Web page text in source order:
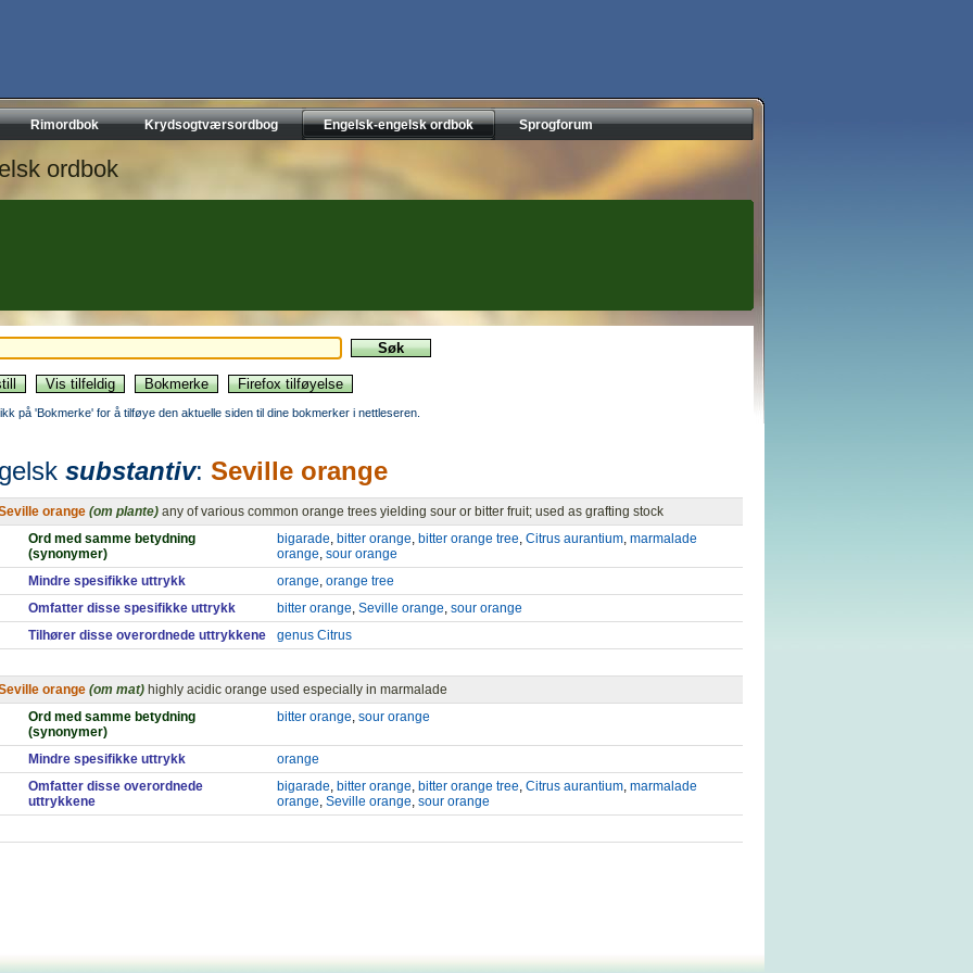
Rimordbok Krydsogtværsordbog Engelsk-engelsk ordbok Sprogforum
ordbok
på 'Bokmerke' for å tilføye den aktuelle siden til dine bokmerker i nettleseren.
substantiv: Seville orange
orange (om plante) any of various common orange trees yielding sour or bitter fruit; used as grafting stock
Ord med samme betydning
(synonymer)
bigarade, bitter orange, bitter orange tree, Citrus aurantium, marmalade
orange, sour orange
Mindre spesifikke uttrykk
orange, orange tree
Omfatter disse spesifikke uttrykk
bitter orange, Seville orange, sour orange
Tilhører disse overordnede uttrykkene
genus Citrus
orange (om mat) highly acidic orange used especially in marmalade
Ord med samme betydning
(synonymer)
bitter orange, sour orange
Mindre spesifikke uttrykk
orange
Omfatter disse overordnede
uttrykkene
bigarade, bitter orange, bitter orange tree, Citrus aurantium, marmalade
orange, Seville orange, sour orange